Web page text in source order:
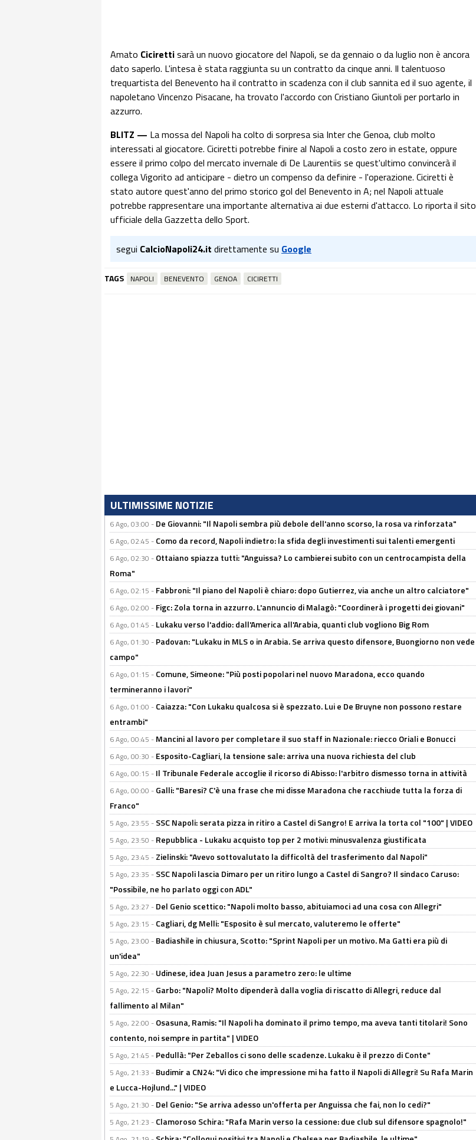
Amato Cicirettisarà un nuovo giocatore del Napoli, se da gennaio o da luglio non è ancora
dato saperlo. L'intesa è stata raggiunta su un contratto da cinque anni. Il talentuoso
trequartista del Benevento ha il contratto in scadenza con il club sannita ed il suo agente, il
napoletano Vincenzo Pisacane, ha trovato l'accordo con Cristiano Giuntoli per portarlo in
azzurro.
BLITZ — La mossa del Napoli ha colto di sorpresa sia Inter che Genoa, club molto
interessati al giocatore. Ciciretti potrebbe finire al Napoli a costo zero in estate, oppure
essere il primo colpo del mercato invernale di De Laurentiis se quest'ultimo convincerà il
collega Vigorito ad anticipare - dietro un compenso da definire - l'operazione. Ciciretti è
stato autore quest'anno del primo storico gol del Benevento in A; nel Napoli attuale
potrebbe rappresentare una importante alternativa ai due esterni d'attacco. Lo riporta il sito
ufficiale della Gazzetta dello Sport.
segui CalcioNapoli24.it direttamente su Google
TAGS NAPOLI BENEVENTO GENOA CICIRETTI
ULTIMISSIME NOTIZIE
6 Ago, 03:00 - De Giovanni: "Il Napoli sembra più debole dell'anno scorso, la rosa va rinforzata"
6 Ago, 02:45 - Como da record, Napoli indietro: la sfida degli investimenti sui talenti emergenti
6 Ago, 02:30 - Ottaiano spiazza tutti: "Anguissa? Lo cambierei subito con un centrocampista della
Roma"
6 Ago, 02:15 - Fabbroni: "Il piano del Napoli è chiaro: dopo Gutierrez, via anche un altro calciatore"
6 Ago, 02:00 - Figc: Zola torna in azzurro. L'annuncio di Malagò: "Coordinerà i progetti dei giovani"
6 Ago, 01:45 - Lukaku verso l'addio: dall'America all'Arabia, quanti club vogliono Big Rom
6 Ago, 01:30 - Padovan: "Lukaku in MLS o in Arabia. Se arriva questo difensore, Buongiorno non vede
campo"
6 Ago, 01:15 - Comune, Simeone: "Più posti popolari nel nuovo Maradona, ecco quando
termineranno i lavori"
6 Ago, 01:00 - Caiazza: "Con Lukaku qualcosa si è spezzato. Lui e De Bruyne non possono restare
entrambi"
6 Ago, 00:45 - Mancini al lavoro per completare il suo staff in Nazionale: riecco Oriali e Bonucci
6 Ago, 00:30 - Esposito-Cagliari, la tensione sale: arriva una nuova richiesta del club
6 Ago, 00:15 - Il Tribunale Federale accoglie il ricorso di Abisso: l'arbitro dismesso torna in attività
6 Ago, 00:00 - Galli: "Baresi? C'è una frase che mi disse Maradona che racchiude tutta la forza di
Franco"
5 Ago, 23:55 - SSC Napoli: serata pizza in ritiro a Castel di Sangro! E arriva la torta col "100" | VIDEO
5 Ago, 23:50 - Repubblica - Lukaku acquisto top per 2 motivi: minusvalenza giustificata
5 Ago, 23:45 - Zielinski: "Avevo sottovalutato la difficoltà del trasferimento dal Napoli"
5 Ago, 23:35 - SSC Napoli lascia Dimaro per un ritiro lungo a Castel di Sangro? Il sindaco Caruso:
"Possibile, ne ho parlato oggi con ADL"
5 Ago, 23:27 - Del Genio scettico: "Napoli molto basso, abituiamoci ad una cosa con Allegri"
5 Ago, 23:15 - Cagliari, dg Melli: "Esposito è sul mercato, valuteremo le offerte"
5 Ago, 23:00 - Badiashile in chiusura, Scotto: "Sprint Napoli per un motivo. Ma Gatti era più di
un'idea"
5 Ago, 22:30 - Udinese, idea Juan Jesus a parametro zero: le ultime
5 Ago, 22:15 - Garbo: "Napoli? Molto dipenderà dalla voglia di riscatto di Allegri, reduce dal
fallimento al Milan"
5 Ago, 22:00 - Osasuna, Ramis: "Il Napoli ha dominato il primo tempo, ma aveva tanti titolari! Sono
contento, noi sempre in partita" | VIDEO
5 Ago, 21:45 - Pedullà: "Per Zeballos ci sono delle scadenze. Lukaku è il prezzo di Conte"
5 Ago, 21:33 - Budimir a CN24: "Vi dico che impressione mi ha fatto il Napoli di Allegri! Su Rafa Marin
e Lucca-Hojlund..." | VIDEO
5 Ago, 21:30 - Del Genio: "Se arriva adesso un'offerta per Anguissa che fai, non lo cedi?"
5 Ago, 21:23 - Clamoroso Schira: "Rafa Marin verso la cessione: due club sul difensore spagnolo!"